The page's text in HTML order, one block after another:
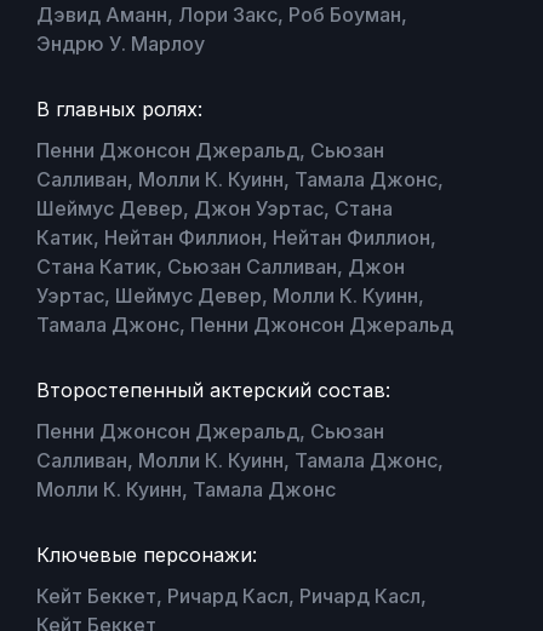
Дэвид Аманн, Лори Закс, Роб Боуман,
Эндрю У. Марлоу
В главных ролях:
Пенни Джонсон Джеральд, Сьюзан
Салливан, Молли К. Куинн, Тамала Джонс,
Шеймус Девер, Джон Уэртас, Стана
Катик, Нейтан Филлион, Нейтан Филлион,
Стана Катик, Сьюзан Салливан, Джон
Уэртас, Шеймус Девер, Молли К. Куинн,
Тамала Джонс, Пенни Джонсон Джеральд
Второстепенный актерский состав:
Пенни Джонсон Джеральд, Сьюзан
Салливан, Молли К. Куинн, Тамала Джонс,
Молли К. Куинн, Тамала Джонс
Ключевые персонажи:
Кейт Беккет, Ричард Касл, Ричард Касл,
Кейт Беккет